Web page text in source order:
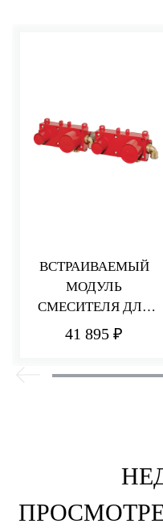
ВСТРАИВАЕМЫЙ
МОДУЛЬ
СМЕСИТЕЛЯ ДЛЯ
ВАННЫ/ДУША
41 895 ₽